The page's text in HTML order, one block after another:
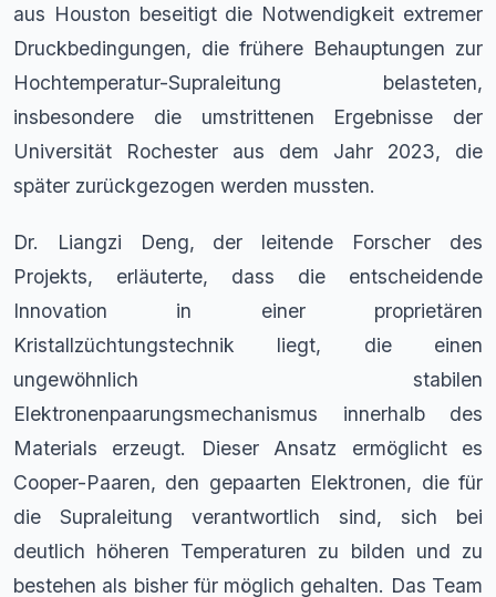
aus Houston beseitigt die Notwendigkeit extremer
Druckbedingungen, die frühere Behauptungen zur
Hochtemperatur-Supraleitung belasteten,
insbesondere die umstrittenen Ergebnisse der
Universität Rochester aus dem Jahr 2023, die
später zurückgezogen werden mussten.
Dr. Liangzi Deng, der leitende Forscher des
Projekts, erläuterte, dass die entscheidende
Innovation in einer proprietären
Kristallzüchtungstechnik liegt, die einen
ungewöhnlich stabilen
Elektronenpaarungsmechanismus innerhalb des
Materials erzeugt. Dieser Ansatz ermöglicht es
Cooper-Paaren, den gepaarten Elektronen, die für
die Supraleitung verantwortlich sind, sich bei
deutlich höheren Temperaturen zu bilden und zu
bestehen als bisher für möglich gehalten. Das Team